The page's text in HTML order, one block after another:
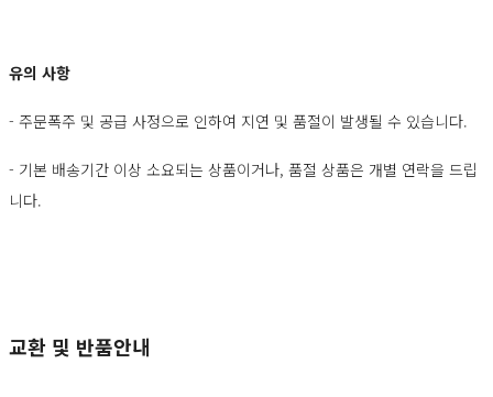
유의 사항
- 주문폭주 및 공급 사정으로 인하여 지연 및 품절이 발생될 수 있습니다.
- 기본 배송기간 이상 소요되는 상품이거나, 품절 상품은 개별 연락을 드립
니다.
교환 및 반품안내